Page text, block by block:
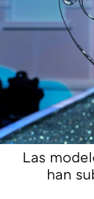
Las
han